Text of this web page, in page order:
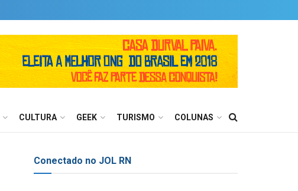
CULTURA GEEK TURISMO COLUNAS
Conectado no JOL RN